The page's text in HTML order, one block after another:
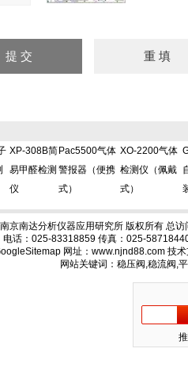
XP-308B简
易甲醛检测
仪
Pac5500气体
警报器（便携
式）
XO-2200气体
检测仪（佩戴
式）
南京南达分析仪器应用研究所 版权所有 总访
电话：025-83318859 传真：025-
网址：www.njnd88.com 技
网站关键词：稳压阀,稳流阀,